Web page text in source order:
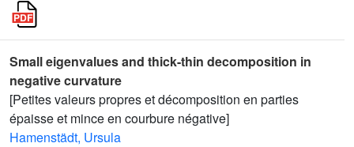
Small eigenvalues and thick-thin decomposition in
negative curvature
[Petites valeurs propres et décomposition en parties
épaisse et mince en courbure négative]
Hamenstädt, Ursula